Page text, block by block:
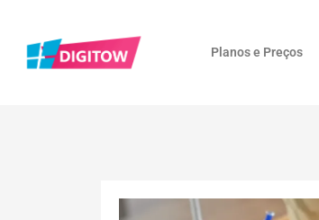
Planos e Preços